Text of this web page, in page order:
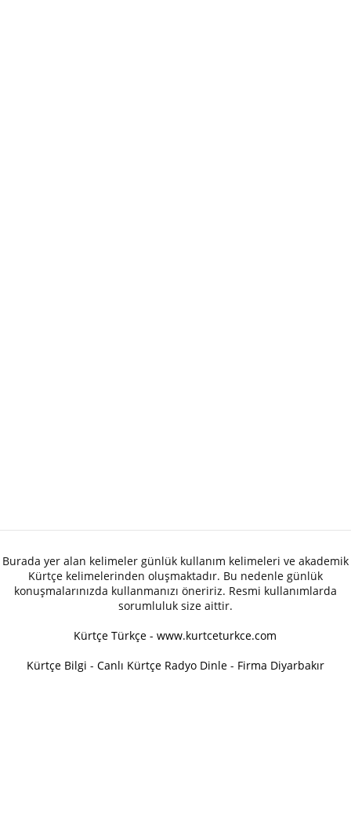
Burada yer alan kelimeler günlük kullanım kelimeleri ve akademik
Kürtçe kelimelerinden oluşmaktadır. Bu nedenle günlük
konuşmalarınızda kullanmanızı öneririz. Resmi kullanımlarda
sorumluluk size aittir.
Kürtçe Türkçe - www.kurtceturkce.com
Kürtçe Bilgi - Canlı Kürtçe Radyo Dinle - Firma Diyarbakır